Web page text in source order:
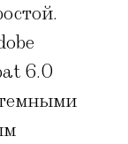
6.0